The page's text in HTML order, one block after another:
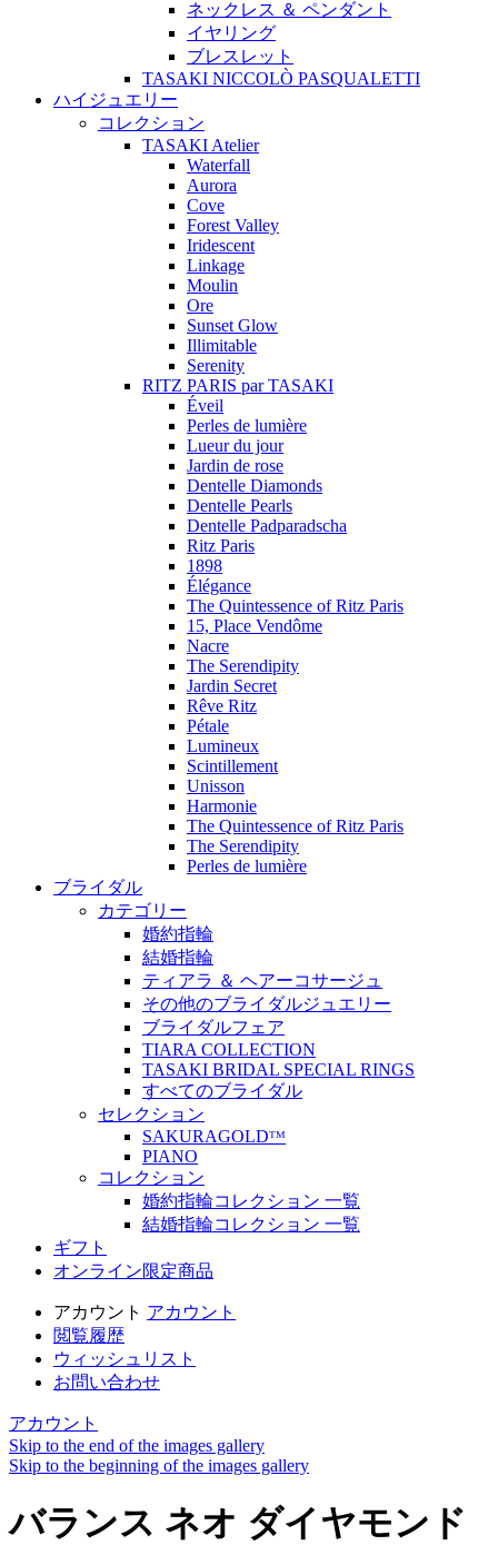
ネックレス ＆ ペンダント
イヤリング
ブレスレット
TASAKI NICCOLÒ PASQUALETTI
ハイジュエリー
コレクション
TASAKI Atelier
Waterfall
Aurora
Cove
Forest Valley
Iridescent
Linkage
Moulin
Ore
Sunset Glow
Illimitable
Serenity
RITZ PARIS par TASAKI
Éveil
Perles de lumière
Lueur du jour
Jardin de rose
Dentelle Diamonds
Dentelle Pearls
Dentelle Padparadscha
Ritz Paris
1898
Élégance
The Quintessence of Ritz Paris
15, Place Vendôme
Nacre
The Serendipity
Jardin Secret
Rêve Ritz
Pétale
Lumineux
Scintillement
Unisson
Harmonie
The Quintessence of Ritz Paris
The Serendipity
Perles de lumière
ブライダル
カテゴリー
婚約指輪
結婚指輪
ティアラ ＆ ヘアーコサージュ
その他のブライダルジュエリー
ブライダルフェア
TIARA COLLECTION
TASAKI BRIDAL SPECIAL RINGS
すべてのブライダル
セレクション
SAKURAGOLDᵀᴹ
PIANO
コレクション
婚約指輪コレクション 一覧
結婚指輪コレクション 一覧
ギフト
オンライン限定商品
アカウント アカウント
閲覧履歴
ウィッシュリスト
お問い合わせ
アカウント
Skip to the end of the images gallery
Skip to the beginning of the images gallery
バランス ネオ ダイヤモンド